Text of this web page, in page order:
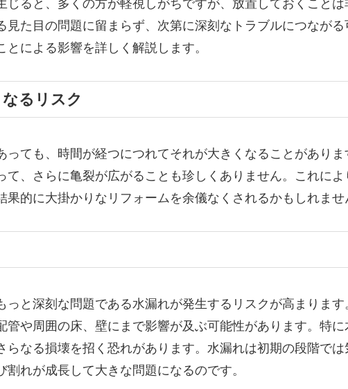
じると、多くの方が軽視しがちですが、放置しておくことは
見た目の問題に留まらず、次第に深刻なトラブルにつながる
による影響を詳しく解説します。
るリスク
っても、時間が経つにつれてそれが大きくなることがありま
て、さらに亀裂が広がることも珍しくありません。これに
的に大掛かりなリフォームを余儀なくされるかもしれませ
っと深刻な問題である水漏れが発生するリスクが高まります
管や周囲の床、壁にまで影響が及ぶ可能性があります。特
らなる損壊を招く恐れがあります。水漏れは初期の段階で
れが成長して大きな問題になるのです。